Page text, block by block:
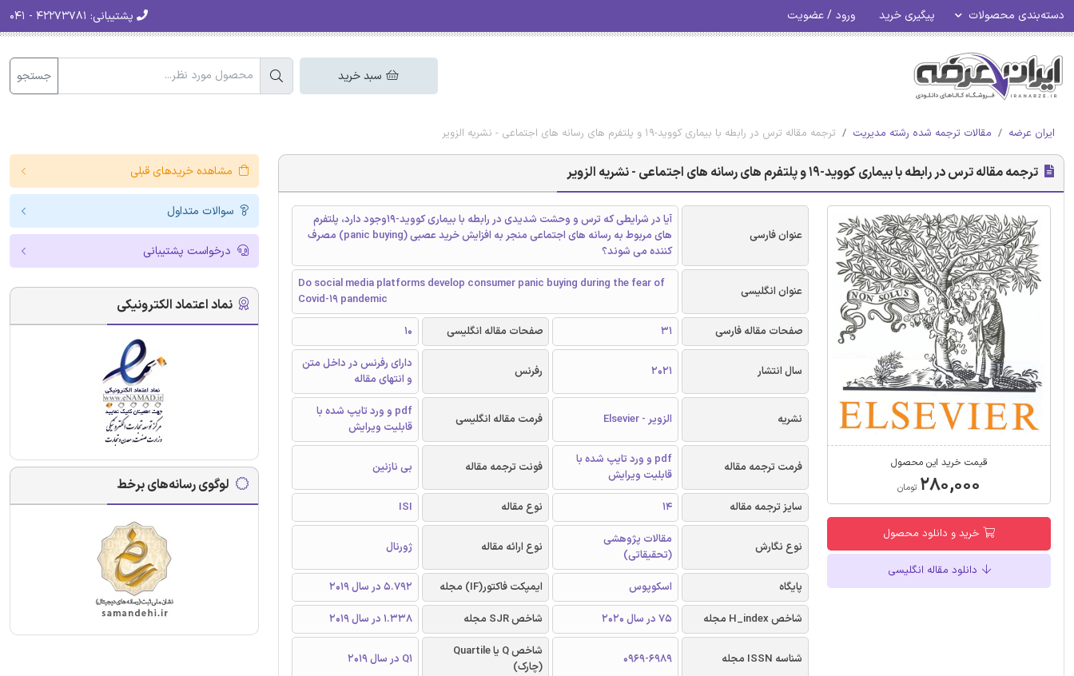
دسته‌بندی محصولات پیگیری خرید ورود / عضویت پشتیبانی:
سبد خرید جستجو
ایران عرضه مقالات ترجمه شده رشته مدیریت ترجمه مقاله ترس در رابطه با بیماری کووید-19 و پلتفرم های رسانه های اجتماعی - نشریه الزویر
ترجمه مقاله ترس در رابطه با بیماری کووید-19 و پلتفرم های رسانه های اجتماعی - نشریه الزویر
قیمت خرید این محصول
۲۸۰,۰۰۰ تومان
خرید و دانلود محصول
دانلود مقاله انگلیسی
عنوان فارسی
آیا در شرایطی که ترس و وحشت شدیدی در رابطه با بیماری کووید-19وجود دارد، پلتفرم
های مربوط به رسانه های اجتماعی منجر به افزایش خرید عصبی (panic buying) مصرف
کننده می شوند؟
عنوان انگلیسی
Do social media platforms develop consumer panic buying during the fear of
Covid-19 pandemic
صفحات مقاله فارسی
31 صفحات مقاله انگلیسی 10
سال انتشار 2021 رفرنس
دارای رفرنس در داخل متن
و انتهای مقاله
نشریه الزویر - Elsevier فرمت مقاله انگلیسی
pdf و ورد تایپ شده با
قابلیت ویرایش
فرمت ترجمه مقاله
pdf و ورد تایپ شده با
قابلیت ویرایش
فونت ترجمه مقاله بی نازنین
سایز ترجمه مقاله 14 نوع مقاله ISI
نوع نگارش
مقالات پژوهشی
(تحقیقاتی)
نوع ارائه مقاله ژورنال
پایگاه اسکوپوس ایمپکت فاکتور(IF) مجله
5.792 در سال 2019
شاخص H_index مجله
75 در سال 2020 شاخص SJR مجله 1.338 در سال 2019
شناسه ISSN مجله 0969-6989
شاخص Q یا Quartile
(چارک)
Q1 در سال 2019
مشاهده خریدهای قبلی
سوالات متداول
درخواست پشتیبانی
نماد اعتماد الکترونیکی
لوگوی رسانه‌های برخط